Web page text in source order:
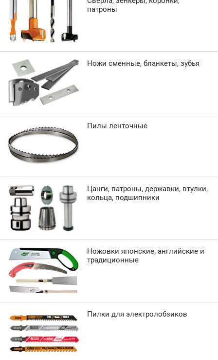
патроны
Ножи сменные, бланкеты, зубья
Пилы ленточные
Цанги, патроны, державки, втулки,
кольца, подшипники
Ножовки японские, английские и
традиционные
Пилки для электролобзиков